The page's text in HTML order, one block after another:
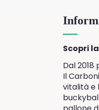
Scopri
Dal
Il
vitalità e